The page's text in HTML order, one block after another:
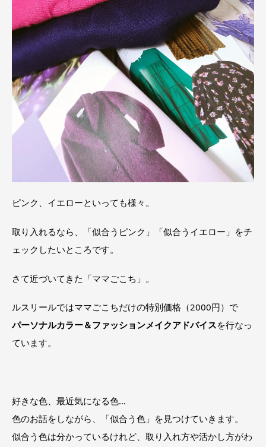
ピンク、イエローといっても様々。
取り入れるなら、「似合うピンク」「似合うイエロー」をチ
ェックしたいところです。
さて近づいてきた「ママごこち」。
ルスリールではママごこちだけの特別価格（2000円）で
パーソナルカラー＆ファッションメイクアドバイスを行なっ
ています。
好きな色、最近気になる色…
色のお話をしながら、「似合う色」を見つけていきます。
似合う色は分かっているけれど、取り入れ方や活かし方がわ